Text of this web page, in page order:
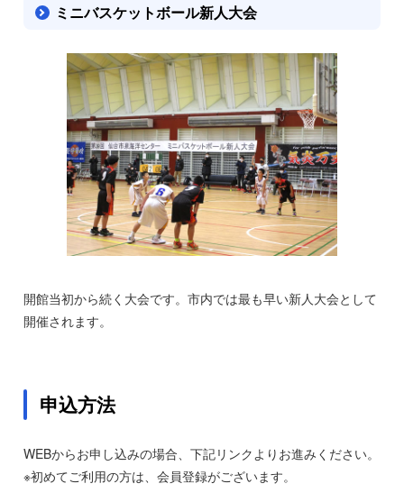
ミニバスケットボール新人大会
開館当初から続く大会です。市内では最も早い新人大会として
開催されます。
申込方法
WEBからお申し込みの場合、下記リンクよりお進みください。
※初めてご利用の方は、会員登録がございます。